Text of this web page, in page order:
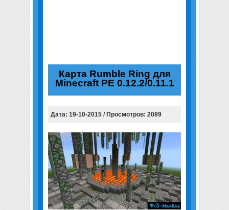
Карта Rumble Ring для
Minecraft PE 0.12.2/0.11.1
Дата: 19-10-2015 / Просмотров: 2089